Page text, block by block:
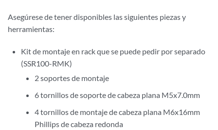
Asegúrese de tener disponibles las siguientes piezas y
herramientas:
Kit de montaje en rack que se puede pedir por separado
(SSR100-RMK)
2 soportes de montaje
6 tornillos de soporte de cabeza plana M5x7.0mm
4 tornillos de montaje de cabeza plana M6x16mm
Phillips de cabeza redonda